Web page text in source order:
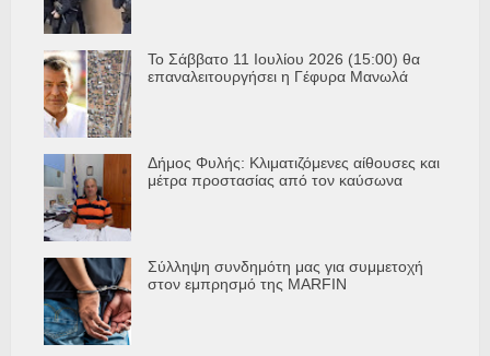
Το Σάββατο 11 Ιουλίου 2026 (15:00) θα
επαναλειτουργήσει η Γέφυρα Μανωλά
Δήμος Φυλής: Κλιματιζόμενες αίθουσες και
μέτρα προστασίας από τον καύσωνα
Σύλληψη συνδημότη μας για συμμετοχή
στον εμπρησμό της MARFIN